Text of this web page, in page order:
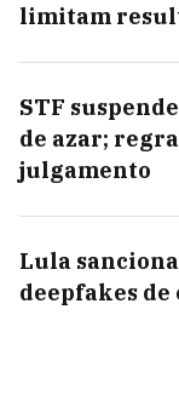
limitam
STF
de azar;
julgamento
Lula
deepfakes